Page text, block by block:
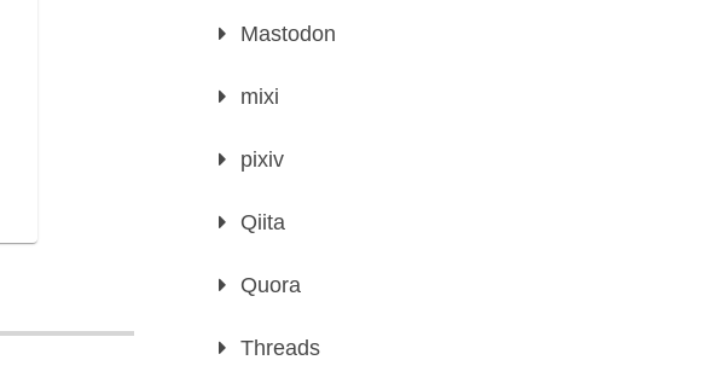
Mastodon
mixi
pixiv
Qiita
Quora
Threads